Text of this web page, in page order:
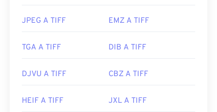
https://www.adobe.com/creativecloud/file-
https://www.file-extensions.org/tiff-file-extension
JPEG A TIFF EMZ A TIFF
TGA A TIFF DIB A TIFF
DJVU A TIFF CBZ A TIFF
HEIF A TIFF JXL A TIFF